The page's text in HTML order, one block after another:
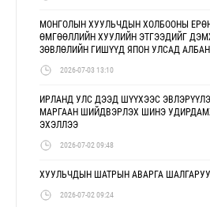
МОНГОЛЫН ХУУЛЬЧДЫН ХОЛБООНЫ
ӨМГӨӨЛЛИЙН ХУУЛИЙН ЭТГЭЭДИЙГ
ЗӨВЛӨЛИЙН ГИШҮҮД ЯПОН УЛСАД
2026-07-03 13:10
ИРЛАНД УЛС ДЭЭД ШҮҮХЭЭС
МАРГААН ШИЙДВЭРЛЭХ ШИНЭ
ЭХЭЛЛЭЭ
2026-07-02 09:48
ХУУЛЬЧДЫН ШАТРЫН АВАРГА
2026-07-02 09:24